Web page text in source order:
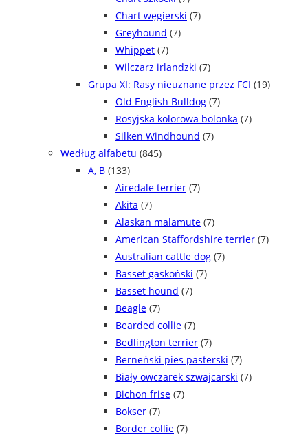
Chart węgierski (7)
Greyhound (7)
Whippet (7)
Wilczarz irlandzki (7)
Grupa XI: Rasy nieuznane przez FCI (19)
Old English Bulldog (7)
Rosyjska kolorowa bolonka (7)
Silken Windhound (7)
Według alfabetu (845)
A, B (133)
Airedale terrier (7)
Akita (7)
Alaskan malamute (7)
American Staffordshire terrier (7)
Australian cattle dog (7)
Basset gaskoński (7)
Basset hound (7)
Beagle (7)
Bearded collie (7)
Bedlington terrier (7)
Berneński pies pasterski (7)
Biały owczarek szwajcarski (7)
Bichon frise (7)
Bokser (7)
Border collie (7)